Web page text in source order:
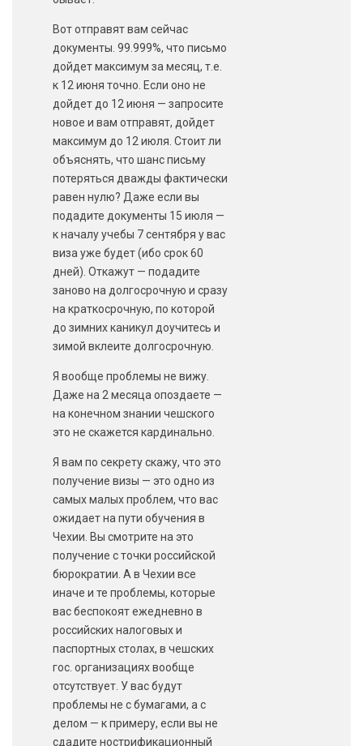
Вот отправят вам сейчас
документы. 99.999%, что письмо
дойдет максимум за месяц, т.е.
к 12 июня точно. Если оно не
дойдет до 12 июня — запросите
новое и вам отправят, дойдет
максимум до 12 июля. Стоит ли
объяснять, что шанс письму
потеряться дважды фактически
равен нулю? Даже если вы
подадите документы 15 июля —
к началу учебы 7 сентября у вас
виза уже будет (ибо срок 60
дней). Откажут — подадите
заново на долгосрочную и сразу
на краткосрочную, по которой
до зимних каникул доучитесь и
зимой вклеите долгосрочную.
Я вообще проблемы не вижу.
Даже на 2 месяца опоздаете —
на конечном знании чешского
это не скажется кардинально.
Я вам по секрету скажу, что это
получение визы — это одно из
самых малых проблем, что вас
ожидает на пути обучения в
Чехии. Вы смотрите на это
получение с точки российской
бюрократии. А в Чехии все
иначе и те проблемы, которые
вас беспокоят ежедневно в
российских налоговых и
паспортных столах, в чешских
гос. организациях вообще
отсутствует. У вас будут
проблемы не с бумагами, а с
делом — к примеру, если вы не
сдадите нострификационный